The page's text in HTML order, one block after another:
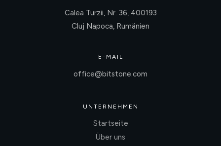
Calea Turzii, Nr. 36, 400193
Cluj Napoca, Rumänien
E-MAIL
office@bitstone.com
UNTERNEHMEN
Startseite
Über uns